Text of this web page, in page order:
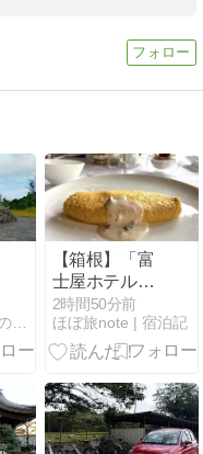
ウシ子とウシ夫の牛歩旅
【箱根】「富
士屋ホテル」
宿泊記⑤朝食
も「ザ・フジ
ヤ」で伝統の
名物カクテル
etc..
2時間50分前
ほぼ旅note | 宿泊記